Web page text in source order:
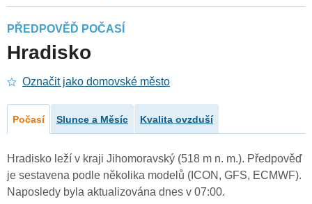
PŘEDPOVĚĎ POČASÍ
Hradisko
Označit jako domovské město
Počasí Slunce a Měsíc Kvalita ovzduší
Hradisko leží v kraji Jihomoravský (518 m n. m.). Předpověď
je sestavena podle několika modelů (ICON, GFS, ECMWF).
Naposledy byla aktualizována dnes v 07:00.